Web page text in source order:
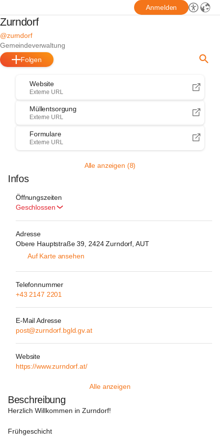
Anmelden
Zurndorf
@zurndorf
Gemeindeverwaltung
Folgen
Website
Externe URL
Müllentsorgung
Externe URL
Formulare
Externe URL
Alle anzeigen (8)
Infos
Öffnungszeiten
Geschlossen
Adresse
Obere Hauptstraße 39, 2424 Zurndorf, AUT
Auf Karte ansehen
Telefonnummer
+43 2147 2201
E-Mail Adresse
post@zurndorf.bgld.gv.at
Website
https://www.zurndorf.at/
Alle anzeigen
Beschreibung
Herzlich Willkommen in Zurndorf!
Frühgeschicht